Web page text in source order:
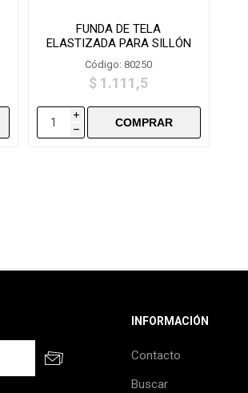
FUNDA DE TELA
ELASTIZADA PARA SILLÓN
4 PLAZAS FS004
Código: 80250
$ 1.111,5
i
h
INFORMACIÓN
Contacto
Buscar